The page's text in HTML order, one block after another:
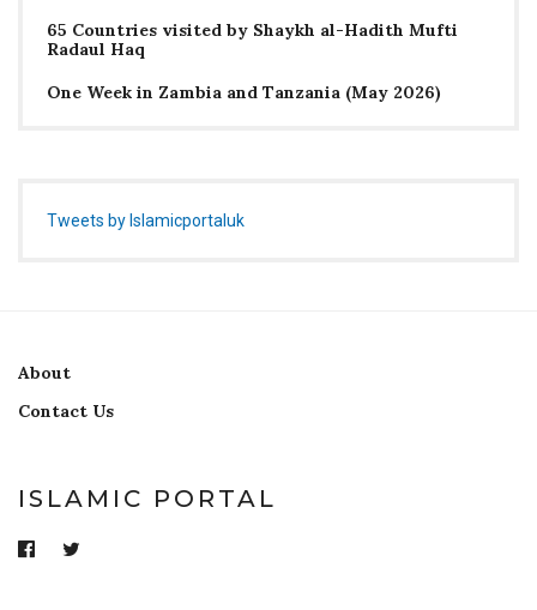
65 Countries visited by Shaykh al-Hadith Mufti
Radaul Haq
One Week in Zambia and Tanzania (May 2026)
Tweets by Islamicportaluk
About
Contact Us
ISLAMIC PORTAL